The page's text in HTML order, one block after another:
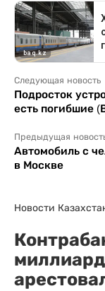
Следующая новость
Подросток
есть погибшие
Предыдущая
Автомобиль с
в Москве
Новости